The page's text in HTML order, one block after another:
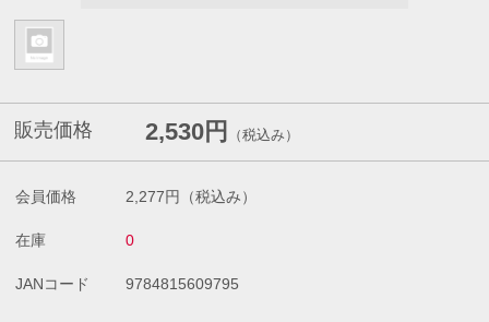
販売価格 2,530円 （税込み）
会員価格 2,277円 （税込み）
在庫 0
JANコード 9784815609795